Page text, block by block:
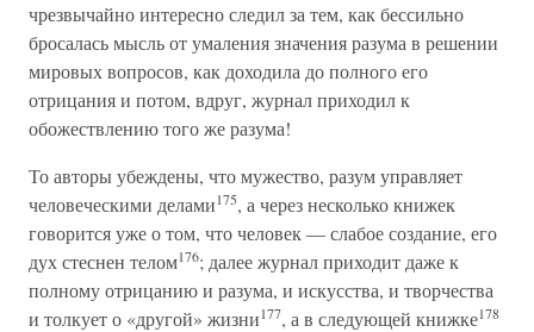
чрезвычайно интересно следил за тем, как бессильно
бросалась мысль от умаления значения разума в решении
мировых вопросов, как доходила до полного его
отрицания и потом, вдруг, журнал приходил к
обожествлению того же разума!
То авторы убеждены, что мужество, разум управляет
человеческими делами175, а через несколько книжек
говорится уже о том, что человек — слабое создание, его
дух стеснен телом176; далее журнал приходит даже к
полному отрицанию и разума, и искусства, и творчества
и толкует о «другой» жизни177, а в следующей книжке178